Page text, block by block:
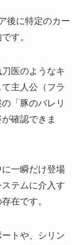
後に特定のカー
す。
医のようなキ
主人公（フラ
「豚のバレリ
確認できま
一瞬だけ登場
テムに介入す
在です。
トや、シリン